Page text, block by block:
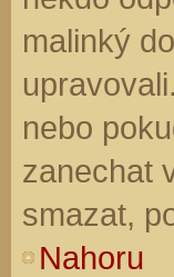
malinký
nebo
zanechat
smazat,
Nahoru